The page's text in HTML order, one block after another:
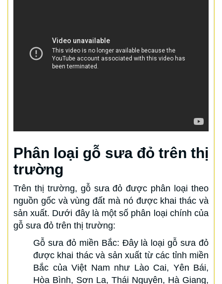
Phân loại gỗ sưa đỏ trên thị
trường
Trên thị trường, gỗ sưa đỏ được phân loại theo
nguồn gốc và vùng đất mà nó được khai thác và
sản xuất. Dưới đây là một số phân loại chính của
gỗ sưa đỏ trên thị trường:
Gỗ sưa đỏ miền Bắc: Đây là loại gỗ sưa đỏ
được khai thác và sản xuất từ các tỉnh miền
Bắc của Việt Nam như Lào Cai, Yên Bái,
Hòa Bình, Sơn La, Thái Nguyên, Hà Giang,